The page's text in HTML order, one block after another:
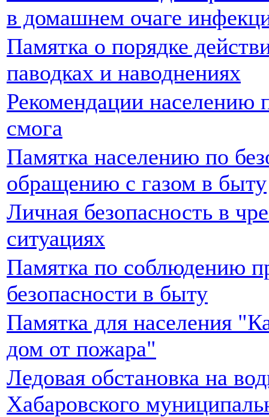
в домашнем очаге
Памятка о порядке
паводках и наводнениях
Рекомендации населению
смога
Памятка населению по
обращению с газом в быту
Личная безопасность в
ситуациях
Памятка по соблюдению
безопасности в быту
Памятка для населения
дом от пожара"
Ледовая обстановка на
Хабаровского